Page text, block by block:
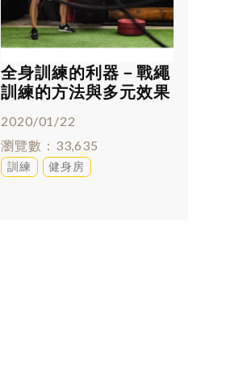
全身訓練的利器－戰繩
訓練的方法與多元效果
2020/01/22
瀏覽數
33,635
訓練 健身房